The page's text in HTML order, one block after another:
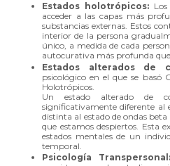
Estados holotrópicos:
acceder a las capas más
substancias externas. Estos
interior de la persona
único, a medida de cada
autocurativa más profunda
Estados alterados de
psicológico en el que se basó
Holotrópicos.
Un estado alterado de
significativamente diferente al
distinta al estado de ondas
que estamos despiertos. Esta
estados mentales de un
temporal.
Psicología